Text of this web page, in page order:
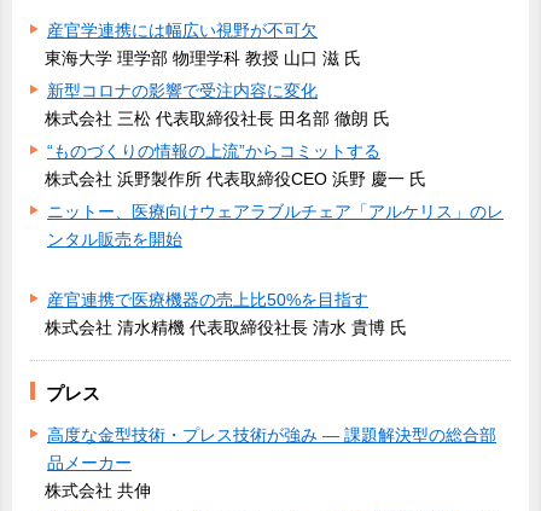
産官学連携には幅広い視野が不可欠
東海大学 理学部 物理学科 教授 山口 滋 氏
新型コロナの影響で受注内容に変化
株式会社 三松 代表取締役社長 田名部 徹朗 氏
“ものづくりの情報の上流”からコミットする
株式会社 浜野製作所 代表取締役CEO 浜野 慶一 氏
ニットー、医療向けウェアラブルチェア「アルケリス」のレ
ンタル販売を開始
産官連携で医療機器の売上比50%を目指す
株式会社 清水精機 代表取締役社長 清水 貴博 氏
プレス
高度な金型技術・プレス技術が強み ― 課題解決型の総合部
品メーカー
株式会社 共伸